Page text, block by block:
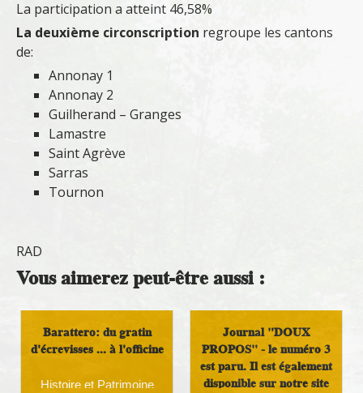
La participation a atteint 46,58%
La deuxième circonscription regroupe les cantons
de:
Annonay 1
Annonay 2
Guilherand – Granges
Lamastre
Saint Agrève
Sarras
Tournon
RAD
Vous aimerez peut-être aussi :
Barattero: du gratin
d'écrevisses ... à l'officine
Histoire et Patrimoine
Journal "DOUX
PROPOS" - le numéro 3
est paru. Il est également
disponible sur notre site